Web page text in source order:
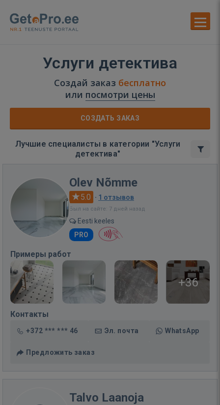
Услуги детектива
Создай заказ бесплатно
или посмотри цены
СОЗДАТЬ ЗАКАЗ
Лучшие специалисты в категории "Услуги
детектива"
Olev Nõmme
5.0 · 1 отзывов
Был на сайте: 7 дней назад
Eesti keeles
PRO
Примеры работ
+36
Контакты
+372 *** *** 46 Эл. почта WhatsApp
Предложить заказ
Talvo Laanoja